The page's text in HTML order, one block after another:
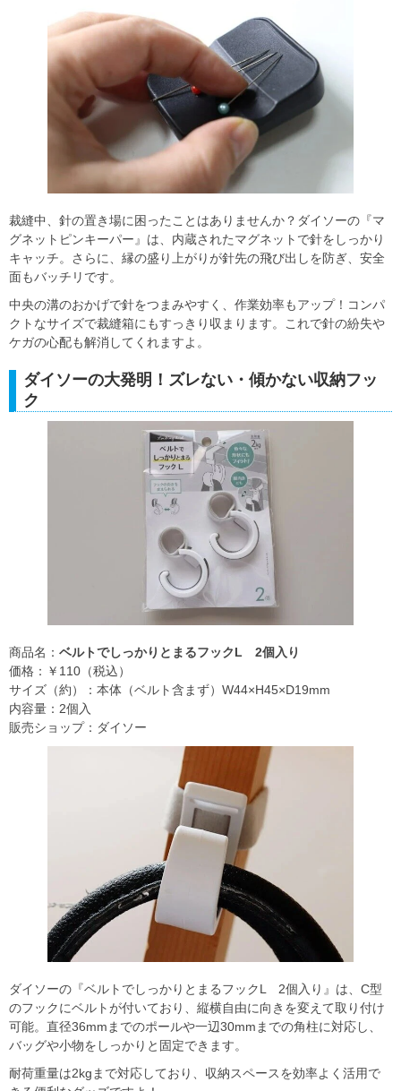
裁縫中、針の置き場に困ったことはありませんか？ダイソーの『マ
グネットピンキーパー』は、内蔵されたマグネットで針をしっかり
キャッチ。さらに、縁の盛り上がりが針先の飛び出しを防ぎ、安全
面もバッチリです。
中央の溝のおかげで針をつまみやすく、作業効率もアップ！コンパ
クトなサイズで裁縫箱にもすっきり収まります。これで針の紛失や
ケガの心配も解消してくれますよ。
ダイソーの大発明！ズレない・傾かない収納フッ
ク
商品名： ベルトでしっかりとまるフックL 2個入り
価格：￥110（税込）
サイズ（約）：本体（ベルト含まず）W44×H45×D19mm
内容量：2個入
販売ショップ：ダイソー
ダイソーの『ベルトでしっかりとまるフックL 2個入り』は、C型
のフックにベルトが付いており、縦横自由に向きを変えて取り付け
可能。直径36mmまでのポールや一辺30mmまでの角柱に対応し、
バッグや小物をしっかりと固定できます。
耐荷重量は2kgまで対応しており、収納スペースを効率よく活用で